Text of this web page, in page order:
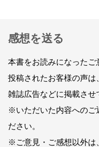
感想を送る
本書をお読みになったご
投稿されたお客様の声は
雑誌広告などに掲載させ
※いただいた内容へのご
ださい。
※ご意見・ご感想以外は